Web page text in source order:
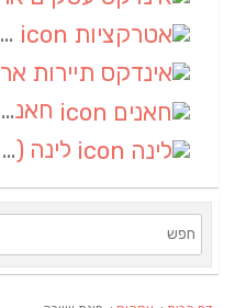
חאנים
לינה (1)